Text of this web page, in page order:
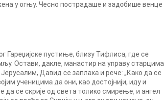
у огњу. Чесно пострадаше и задобише венце
Гареџијске пустиње, близу Тифлиса, где се
Остави, дакле, манастир на управу старцима
Давид се заплака и рече: „Како да се
ученицима да они, као достојнији, иду и
да се скрије од света толико смирење, и ангел